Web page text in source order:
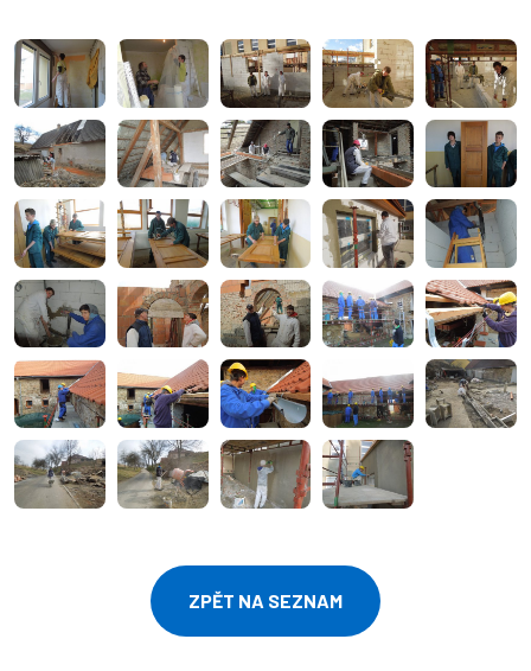
ZPĚT NA SEZNAM